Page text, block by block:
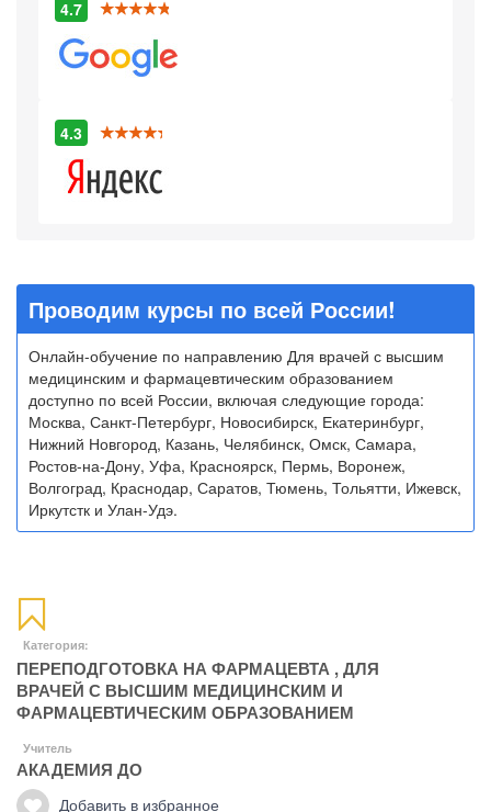
4.7
4.3
Проводим курсы по всей России!
Онлайн-обучение по направлению Для врачей с высшим
медицинским и фармацевтическим образованием
доступно по всей России, включая следующие города:
Москва, Санкт-Петербург, Новосибирск, Екатеринбург,
Нижний Новгород, Казань, Челябинск, Омск, Самара,
Ростов-на-Дону, Уфа, Красноярск, Пермь, Воронеж,
Волгоград, Краснодар, Саратов, Тюмень, Тольятти, Ижевск,
Иркутстк и Улан-Удэ.
Категория:
ПЕРЕПОДГОТОВКА НА ФАРМАЦЕВТА ,ДЛЯ
ВРАЧЕЙ С ВЫСШИМ МЕДИЦИНСКИМ И
ФАРМАЦЕВТИЧЕСКИМ ОБРАЗОВАНИЕМ
Учитель
АКАДЕМИЯ ДО
Добавить в избранное